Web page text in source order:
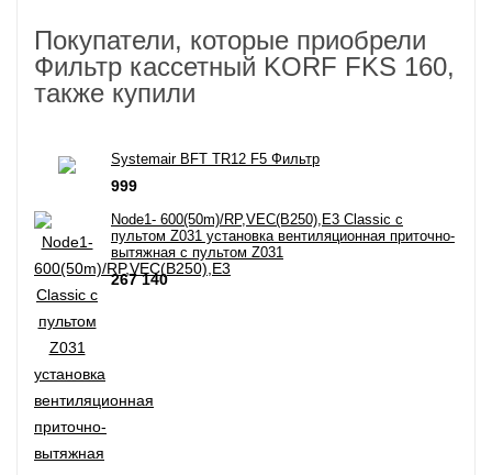
Покупатели, которые приобрели
Фильтр кассетный KORF FKS 160,
также купили
Systemair BFT TR12 F5 Фильтр
999
Node1- 600(50m)/RP,VEC(B250),E3 Classic с
пультом Z031 установка вентиляционная приточно-
вытяжная с пультом Z031
267 140